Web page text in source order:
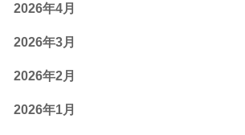
2026年4月
2026年3月
2026年2月
2026年1月